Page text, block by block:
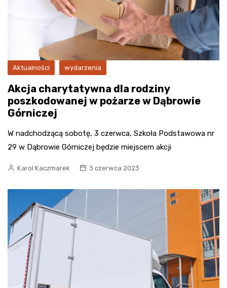
Aktualności wydarzenia
Akcja charytatywna dla rodziny
poszkodowanej w pożarze w Dąbrowie
Górniczej
W nadchodzącą sobotę, 3 czerwca, Szkoła Podstawowa nr
29 w Dąbrowie Górniczej będzie miejscem akcji
Karol Kaczmarek 3 czerwca 2023